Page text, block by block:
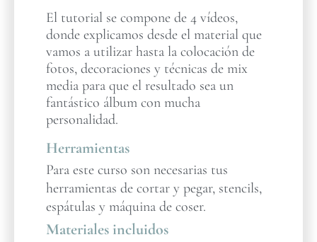
El tutorial se compone de 4 vídeos,
donde explicamos desde el material que
vamos a utilizar hasta la colocación de
fotos, decoraciones y técnicas de mix
media para que el resultado sea un
fantástico álbum con mucha
personalidad.
Herramientas
Para este curso son necesarias tus
herramientas de cortar y pegar, stencils,
espátulas y máquina de coser.
Materiales incluidos